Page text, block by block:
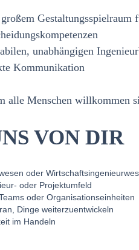
Gestaltungsspielraum
unabhängigen
Kommunikation
alle Menschen willkommen
VON DIR
oder
oder Projektumfeld
oder Organisationseinheiten
Dinge weiterzuentwickeln
im Handeln